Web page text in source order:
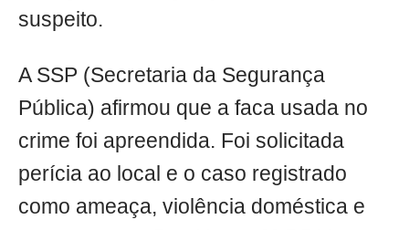
suspeito.
A SSP (Secretaria da Segurança
Pública) afirmou que a faca usada no
crime foi apreendida. Foi solicitada
perícia ao local e o caso registrado
como ameaça, violência doméstica e